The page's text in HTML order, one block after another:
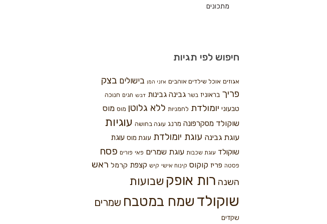
מתכונים
חיפוש לפי תגיות
אגוזים אוכל שילדים אוהבים אזני המן בישולים בצק
פריך בראוניז בשר גבינה גבינות דבש חגים חנוכה
טבעוני יומולדת לחמניות ללא גלוטן מוס מוס
שוקולד מסקרפונה מרנג עוגה בחושה עוגיות
עוגת גבינה עוגת יומולדת עוגת מוס עוגת
שוקולד עוגת שכבות עוגת שמרים פאי פורים פסח
פסטה פריז קוקוס קינוח אישי קיש קצפת קרמל ראש
השנה רות אופק שבועות
שוקולד שמח במטבח שמרים
שקדים